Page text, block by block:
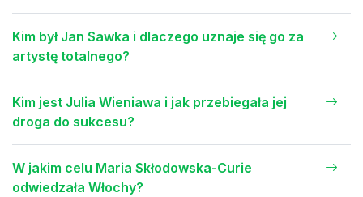
Kim był Jan Sawka i dlaczego uznaje się go za
artystę totalnego?
Kim jest Julia Wieniawa i jak przebiegała jej
droga do sukcesu?
W jakim celu Maria Skłodowska-Curie
odwiedzała Włochy?